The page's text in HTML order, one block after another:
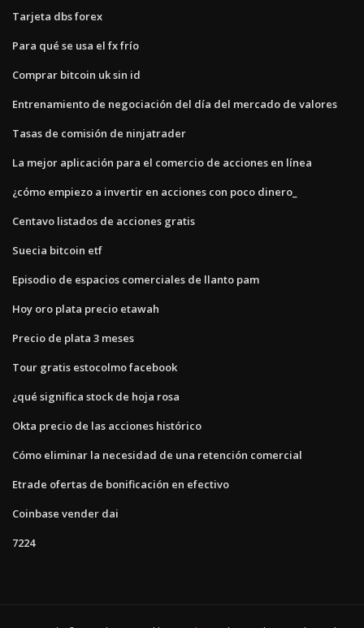
Tarjeta dbs forex
Para qué se usa el fx frío
Comprar bitcoin uk sin id
Entrenamiento de negociación del día del mercado de valores
Tasas de comisión de ninjatrader
La mejor aplicación para el comercio de acciones en línea
¿cómo empiezo a invertir en acciones con poco dinero_
Centavo listados de acciones gratis
Suecia bitcoin etf
Episodio de espacios comerciales de llanto pam
Hoy oro plata precio etawah
Precio de plata 3 meses
Tour gratis estocolmo facebook
¿qué significa stock de hoja rosa
Okta precio de las acciones histórico
Cómo eliminar la necesidad de una retención comercial
Etrade ofertas de bonificación en efectivo
Coinbase vender dai
7224